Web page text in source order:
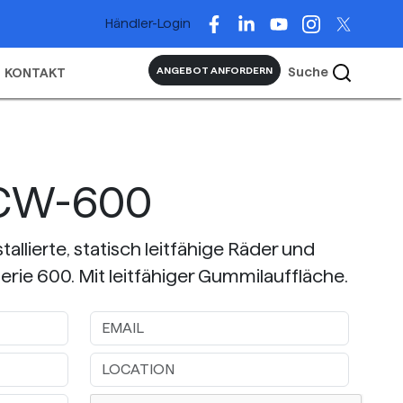
Händler-Login
KONTAKT ANGEBOT ANFORDERN Suche
600
statisch leitfähige Räder und
600. Mit leitfähiger Gummilauffläche.